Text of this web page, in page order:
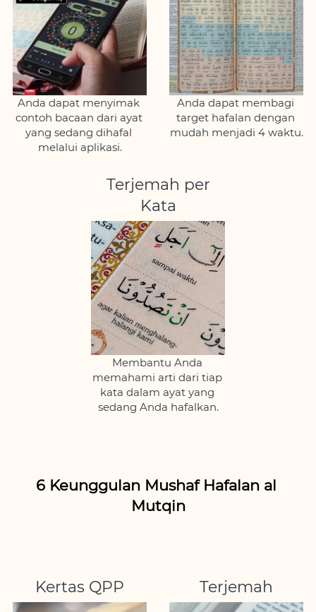
Anda dapat menyimak
contoh bacaan dari ayat
yang sedang dihafal
melalui aplikasi.
Anda dapat membagi
target hafalan dengan
mudah menjadi 4 waktu.
Terjemah per
Kata
Membantu Anda
memahami arti dari tiap
kata dalam ayat yang
sedang Anda hafalkan.
6 Keunggulan Mushaf Hafalan al
Mutqin
Kertas QPP Terjemah